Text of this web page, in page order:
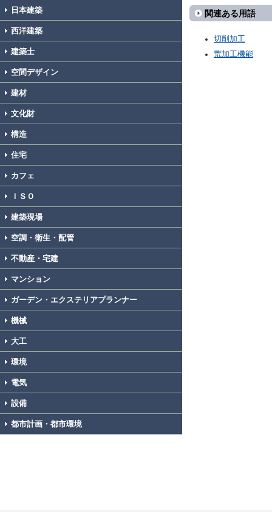
日本建築
西洋建築
建築士
空間デザイン
建材
文化財
構造
住宅
カフェ
ＩＳＯ
建築現場
空調・衛生・配管
不動産・宅建
マンション
ガーデン・エクステリアプランナー
機械
大工
環境
電気
設備
都市計画・都市環境
関連ある用語
切削加工
荒加工機能